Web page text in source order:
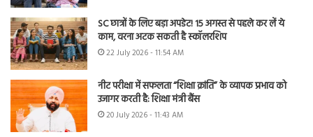
SC छात्रों के लिए बड़ा अपडेट! 15 अगस्त से पहले कर लें ये
काम, वरना अटक सकती है स्कॉलरशिप
22 July 2026 - 11:54 AM
नीट परीक्षा में सफलता “शिक्षा क्रांति” के व्यापक प्रभाव को
उजागर करती है: शिक्षा मंत्री बैंस
20 July 2026 - 11:43 AM